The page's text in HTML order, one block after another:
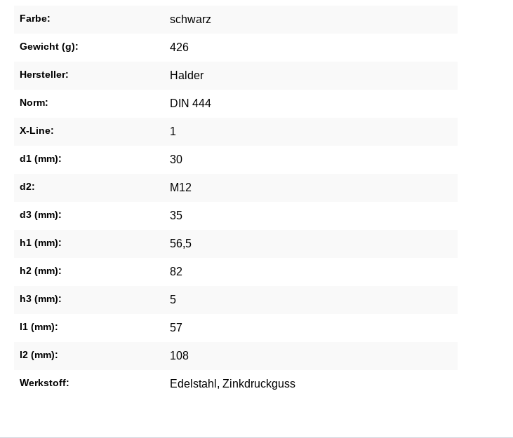
Farbe: schwarz
Gewicht (g): 426
Hersteller: Halder
Norm: DIN 444
X-Line: 1
d1 (mm): 30
d2: M12
d3 (mm): 35
h1 (mm): 56,5
h2 (mm): 82
h3 (mm): 5
l1 (mm): 57
l2 (mm): 108
Werkstoff: Edelstahl , Zinkdruckguss